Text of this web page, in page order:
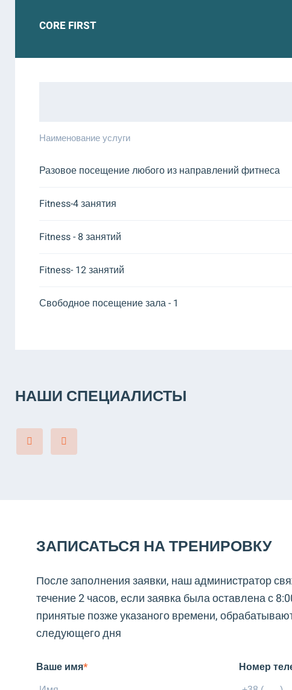
CORE FIRST
Наименование услуги
Разовое посещение любого из направлений фитнеса
Fitness-4 занятия
Fitness - 8 занятий
Fitness- 12 занятий
Свободное посещение зала - 1
НАШИ СПЕЦИАЛИСТЫ
ЗАПИСАТЬСЯ НА ТРЕНИРОВКУ
После заполнения заявки, наш администратор
течение 2 часов, если заявка была оставлена с
принятые позже указаного времени,
следующего дня
Ваше имя* Номер